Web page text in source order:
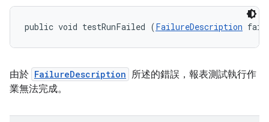
public void testRunFailed (FailureDescription
由於 FailureDescription 所述的錯誤，報表測試執行作
業無法完成。